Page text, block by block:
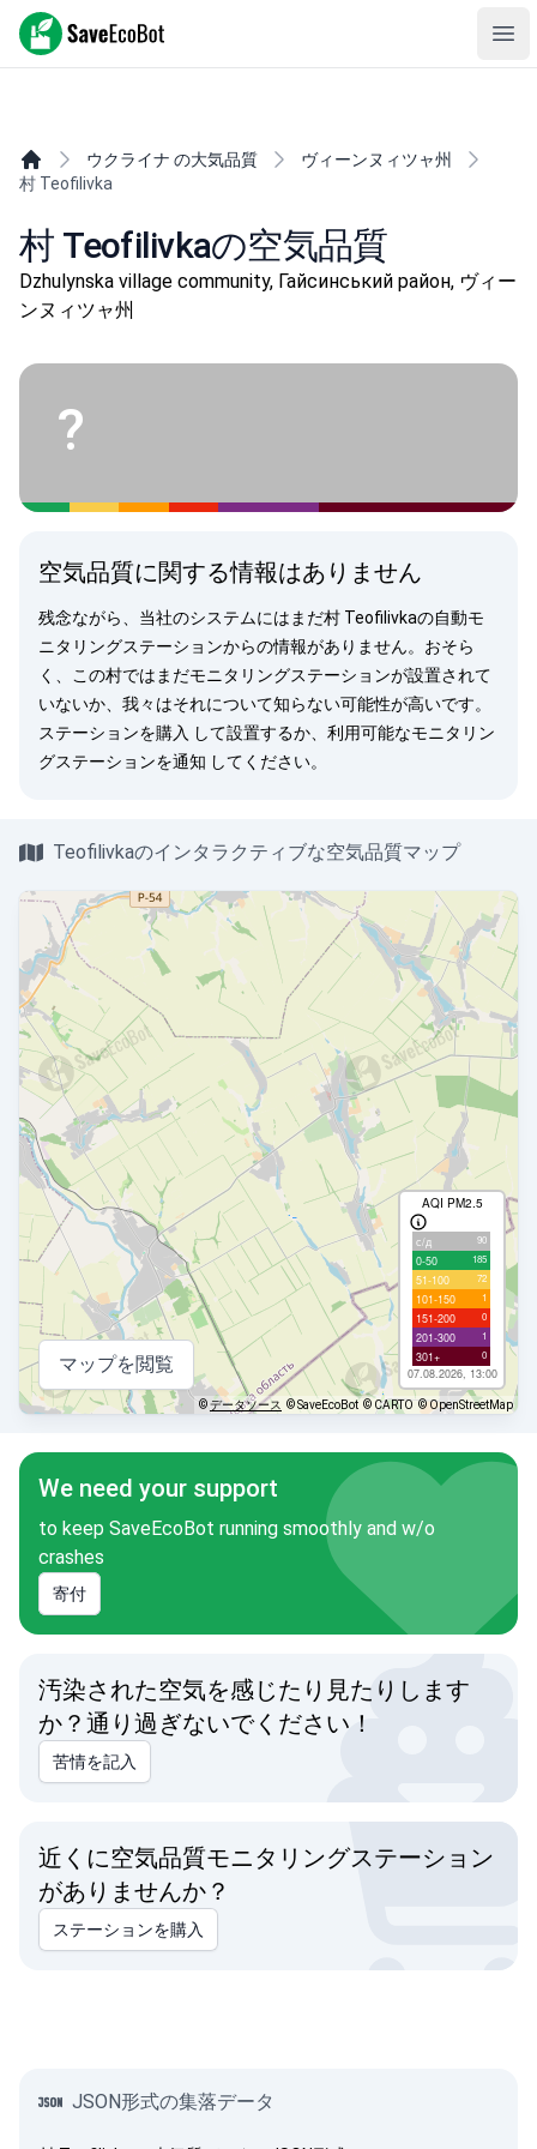
SaveEcoBot
ウクライナ の大気品質
ヴィーンヌィツャ州
村 Teofilivka
村 Teofilivkaの空気品質
Dzhulynska village community, Гайсинський район, ヴィー
ンヌィツャ州
?
空気品質に関する情報はありません
残念ながら、当社のシステムにはまだ村 Teofilivkaの自動モ
ニタリングステーションからの情報がありません。おそら
く、この村ではまだモニタリングステーションが設置されて
いないか、我々はそれについて知らない可能性が高いです。
ステーションを購入 して設置するか、利用可能なモニタリン
グステーションを通知 してください。
Teofilivkaのインタラクティブな空気品質マップ
AQI PM2.5
с/д 90
0-50 185
51-100 72
101-150 1
151-200 0
201-300 1
301+ 0
07.08.2026, 13:00
マップを閲覧
©データソース © SaveEcoBot © CARTO © OpenStreetMap
We need your support
to keep SaveEcoBot running smoothly and w/o
crashes
寄付
汚染された空気を感じたり見たりします
か？通り過ぎないでください！
苦情を記入
近くに空気品質モニタリングステーション
がありませんか？
ステーションを購入
JSON形式の集落データ